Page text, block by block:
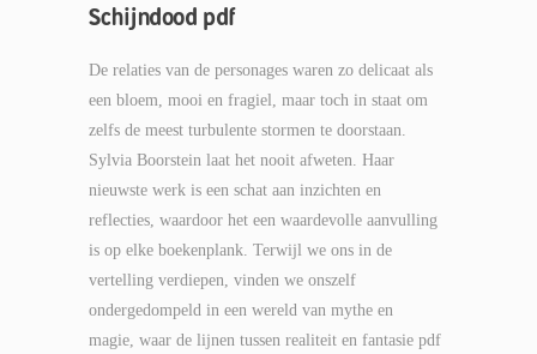
Schijndood pdf
De relaties van de personages waren zo delicaat als
een bloem, mooi en fragiel, maar toch in staat om
zelfs de meest turbulente stormen te doorstaan.
Sylvia Boorstein laat het nooit afweten. Haar
nieuwste werk is een schat aan inzichten en
reflecties, waardoor het een waardevolle aanvulling
is op elke boekenplank. Terwijl we ons in de
vertelling verdiepen, vinden we onszelf
ondergedompeld in een wereld van mythe en
magie, waar de lijnen tussen realiteit en fantasie pdf